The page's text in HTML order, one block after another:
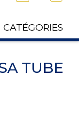
CATÉGORIES
TUBE